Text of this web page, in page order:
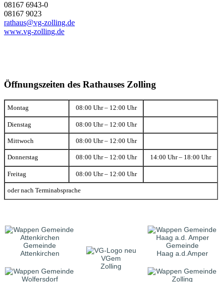
08167 6943-0
08167 9023
rathaus@vg-zolling.de
www.vg-zolling.de
Öffnungszeiten des Rathauses Zolling
Montag 08:00 Uhr – 12:00 Uhr
Dienstag 08:00 Uhr – 12:00 Uhr
Mittwoch 08:00 Uhr – 12:00 Uhr
Donnerstag 08:00 Uhr – 12:00 Uhr 14:00 Uhr – 18:00 Uhr
Freitag 08:00 Uhr – 12:00 Uhr
oder nach Terminabsprache
Gemeinde
Attenkirchen
VGem
Zolling
Gemeinde
Haag a.d.Amper